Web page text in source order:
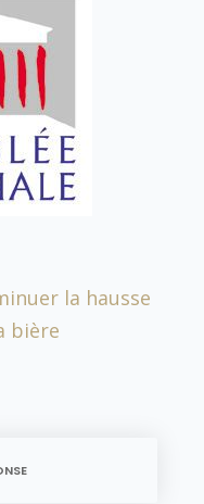
la hausse
bière